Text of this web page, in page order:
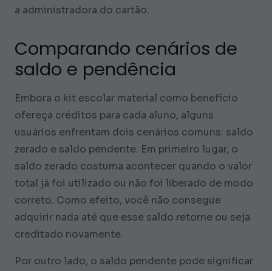
a administradora do cartão.
Comparando cenários de
saldo e pendência
Embora o kit escolar material como benefício
ofereça créditos para cada aluno, alguns
usuários enfrentam dois cenários comuns: saldo
zerado e saldo pendente. Em primeiro lugar, o
saldo zerado costuma acontecer quando o valor
total já foi utilizado ou não foi liberado de modo
correto. Como efeito, você não consegue
adquirir nada até que esse saldo retorne ou seja
creditado novamente.
Por outro lado, o saldo pendente pode significar